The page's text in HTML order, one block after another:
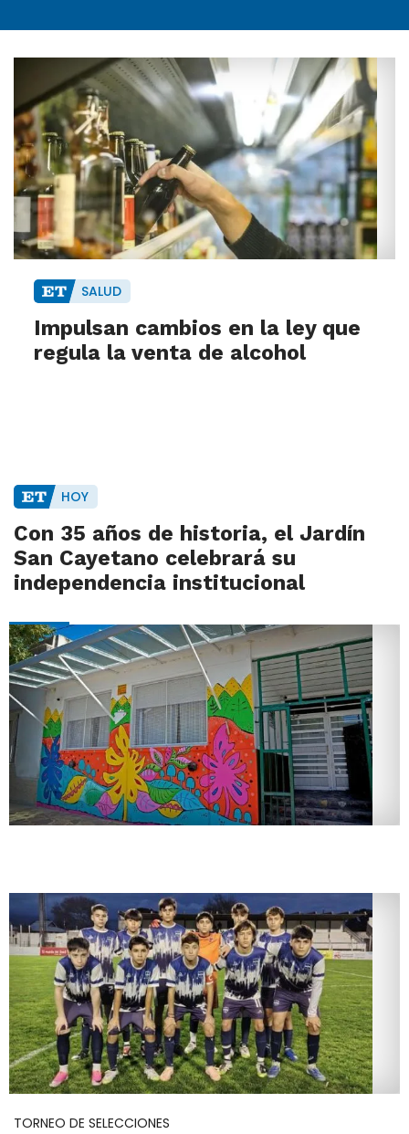
SALUD
Impulsan cambios en la ley que
regula la venta de alcohol
HOY
Con 35 años de historia, el Jardín
San Cayetano celebrará su
independencia institucional
TORNEO DE SELECCIONES